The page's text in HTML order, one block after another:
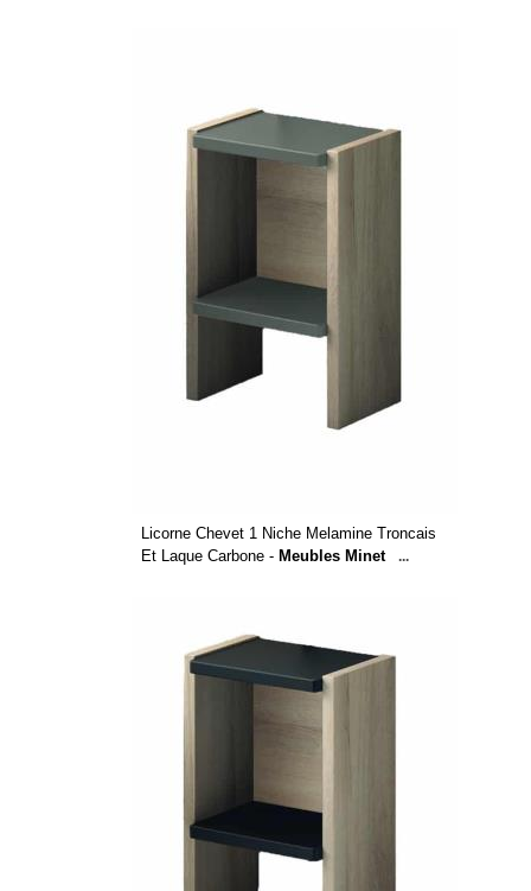
Licorne Chevet 1 Niche Melamine Troncais
Et Laque Carbone - Meubles Minet ...